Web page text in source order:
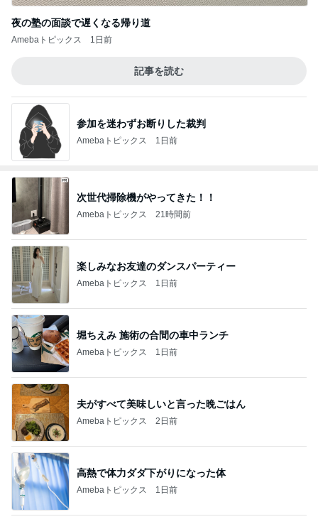
夜の塾の面談で遅くなる帰り道
Amebaトピックス 1日前
記事を読む
参加を迷わずお断りした裁判
Amebaトピックス 1日前
次世代掃除機がやってきた！！
Amebaトピックス 21時間前
楽しみなお友達のダンスパーティー
Amebaトピックス 1日前
堀ちえみ 施術の合間の車中ランチ
Amebaトピックス 1日前
夫がすべて美味しいと言った晩ごはん
Amebaトピックス 2日前
高熱で体力ダダ下がりになった体
Amebaトピックス 1日前